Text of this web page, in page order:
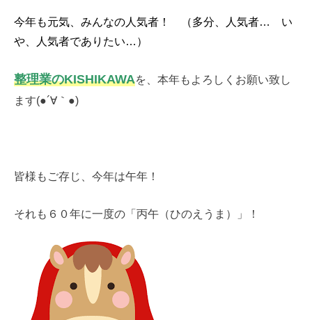
今年も元気、みんなの人気者！ （多分、人気者… い
や、人気者でありたい…）
整理業のKISHIKAWAを、本年もよろしくお願い致し
ます(●´∀｀●)
皆様もご存じ、今年は午年！
それも６０年に一度の「丙午（ひのえうま）」！